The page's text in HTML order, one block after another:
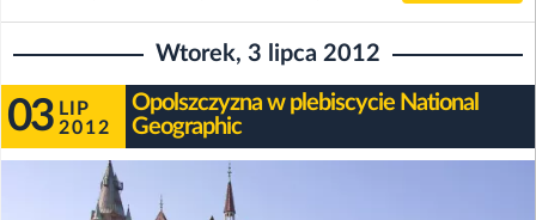
Wtorek, 3 lipca 2012
03 LIP
2012
Opolszczyzna w plebiscycie National
Geographic